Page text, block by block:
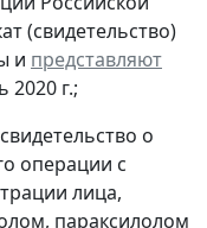
(свидетельство)
и представляют
2020 г.;
о
операции с
лица,
параксилолом